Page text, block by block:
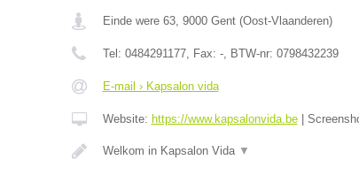
Einde were 63, 9000 Gent(Oost-Vlaanderen)
Tel: 0484291177, Fax: -, BTW-nr: 0798432239
E-mail › Kapsalon vida
Website: https://www.kapsalonvida.be|
Welkom in Kapsalon Vida ▼